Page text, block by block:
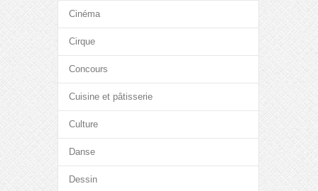
Cinéma
Cirque
Concours
Cuisine et pâtisserie
Culture
Danse
Dessin